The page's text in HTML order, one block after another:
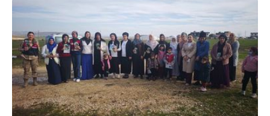
24.02.2026